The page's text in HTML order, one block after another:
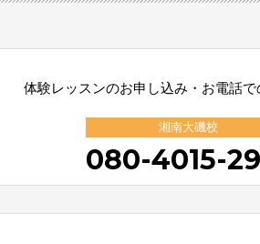
体験レッスンのお申し込み・お電話
湘南大磯校
080-4015-